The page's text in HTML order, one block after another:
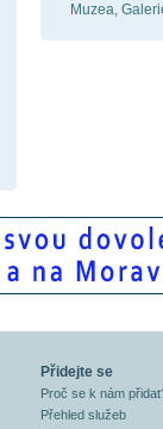
Muzea,
Přidejte se
Proč se k nám
Přehled služeb